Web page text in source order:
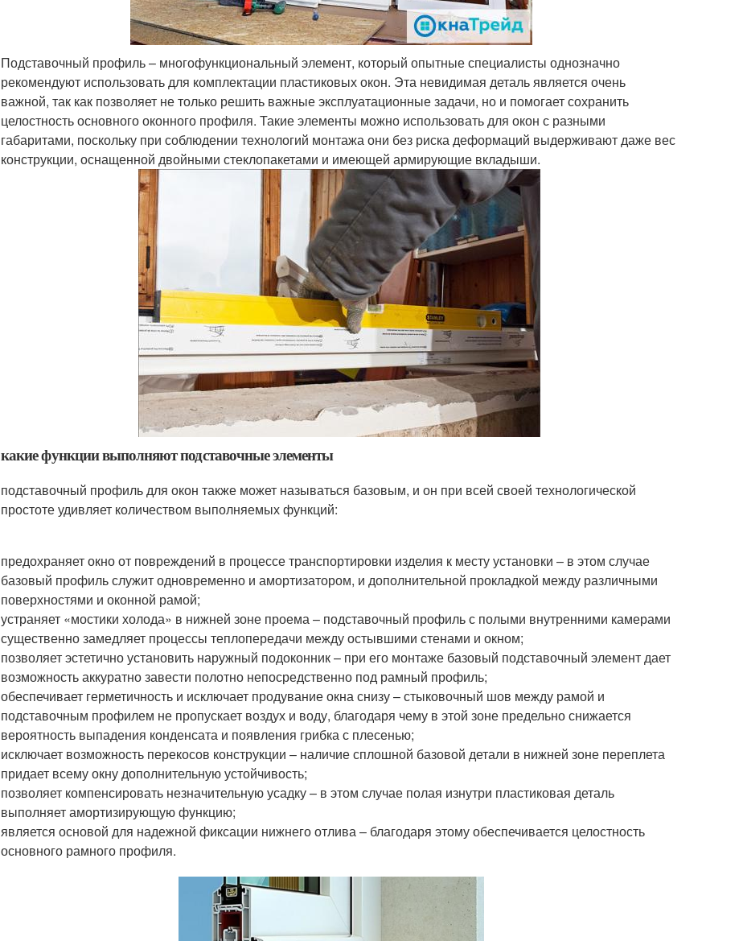
Подставочный профиль – многофункциональный элемент, который опытные специалисты однозначно
рекомендуют использовать для комплектации пластиковых окон. Эта невидимая деталь является очень
важной, так как позволяет не только решить важные эксплуатационные задачи, но и помогает сохранить
целостность основного оконного профиля. Такие элементы можно использовать для окон с разными
габаритами, поскольку при соблюдении технологий монтажа они без риска деформаций выдерживают даже вес
конструкции, оснащенной двойными стеклопакетами и имеющей армирующие вкладыши.
какие функции выполняют подставочные элементы
подставочный профиль для окон также может называться базовым, и он при всей своей технологической
простоте удивляет количеством выполняемых функций:
предохраняет окно от повреждений в процессе транспортировки изделия к месту установки – в этом случае
базовый профиль служит одновременно и амортизатором, и дополнительной прокладкой между различными
поверхностями и оконной рамой;
устраняет «мостики холода» в нижней зоне проема – подставочный профиль с полыми внутренними камерами
существенно замедляет процессы теплопередачи между остывшими стенами и окном;
позволяет эстетично установить наружный подоконник – при его монтаже базовый подставочный элемент дает
возможность аккуратно завести полотно непосредственно под рамный профиль;
обеспечивает герметичность и исключает продувание окна снизу – стыковочный шов между рамой и
подставочным профилем не пропускает воздух и воду, благодаря чему в этой зоне предельно снижается
вероятность выпадения конденсата и появления грибка с плесенью;
исключает возможность перекосов конструкции – наличие сплошной базовой детали в нижней зоне переплета
придает всему окну дополнительную устойчивость;
позволяет компенсировать незначительную усадку – в этом случае полая изнутри пластиковая деталь
выполняет амортизирующую функцию;
является основой для надежной фиксации нижнего отлива – благодаря этому обеспечивается целостность
основного рамного профиля.